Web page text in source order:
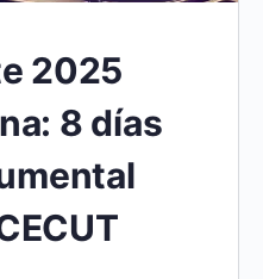
2025
8 días